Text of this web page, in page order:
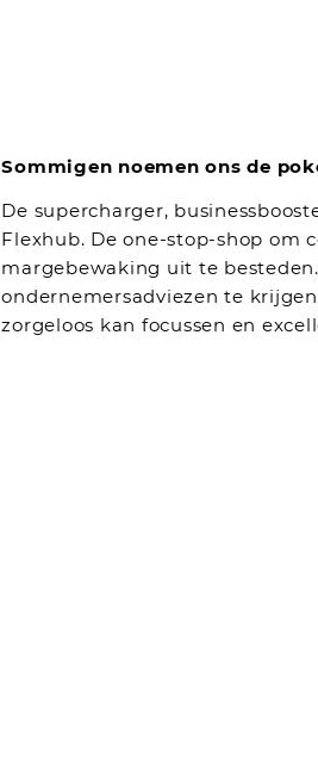
Sommigen noemen ons de
De supercharger,
Flexhub. De one-stop-shop om
margebewaking uit te
ondernemersadviezen te
zorgeloos kan focussen en